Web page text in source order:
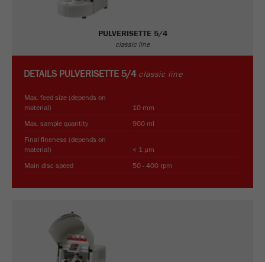
PULVERISETTE 5/4
classic line
DETAILS PULVERISETTE 5/4 classic line
Max. feed size (depends on
material)
10 mm
Max. sample quantity
900 ml
Final fineness (depends on
material)
< 1 µm
Main disc speed
50 - 400 rpm